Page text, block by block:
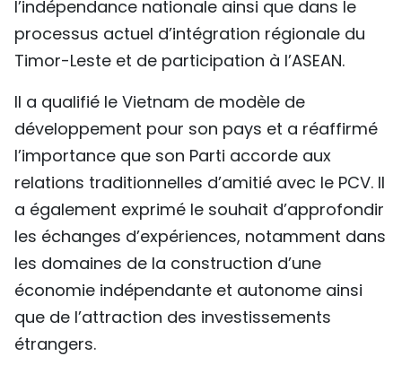
l’indépendance nationale ainsi que dans le
processus actuel d’intégration régionale du
Timor-Leste et de participation à l’ASEAN.
Il a qualifié le Vietnam de modèle de
développement pour son pays et a réaffirmé
l’importance que son Parti accorde aux
relations traditionnelles d’amitié avec le PCV. Il
a également exprimé le souhait d’approfondir
les échanges d’expériences, notamment dans
les domaines de la construction d’une
économie indépendante et autonome ainsi
que de l’attraction des investissements
étrangers.